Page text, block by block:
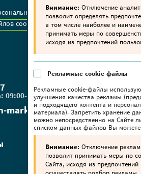
данных
cookie
09:00-18:00
market.by
Внимание: Отключение
позволит определять
в том числе наиболее и
принимать меры по
исходя из предпочтений
Рекламные cookie-файлы
Рекламные cookie-файлы
улучшения качества рекламы
и подходящего контента и
материала). Запретить хранение
можно непосредственно на Сайте
списком данных файлов Вы
Внимание: Отключение
позволит принимать меры по
Сайта, исходя из